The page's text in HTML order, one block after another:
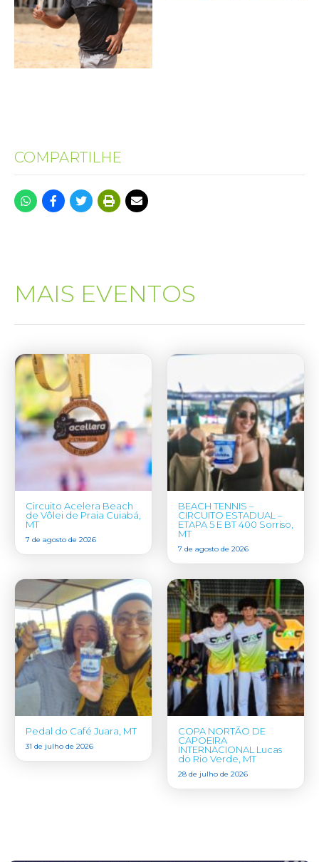
COMPARTILHE
MAIS EVENTOS
Circuito Acelera Beach
de Vôlei de Praia Cuiabá,
MT
7 de agosto de 2026
BEACH TENNIS –
CIRCUITO ESTADUAL –
ETAPA 5 E BT 400 Sorriso,
MT
7 de agosto de 2026
Pedal do Café Juara, MT
31 de julho de 2026
COPA NORTÃO DE
CAPOEIRA
INTERNACIONAL Lucas
do Rio Verde, MT
28 de julho de 2026